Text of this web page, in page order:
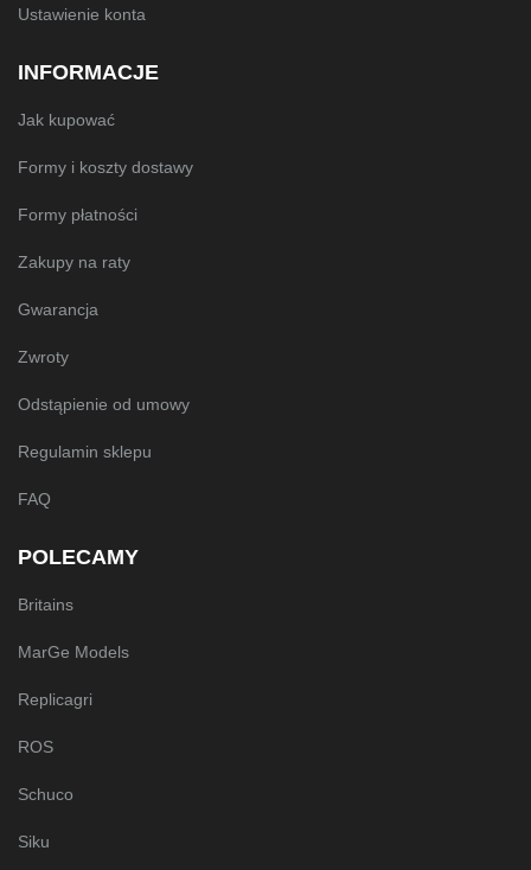
Ustawienie konta
INFORMACJE
Jak kupować
Formy i koszty dostawy
Formy płatności
Zakupy na raty
Gwarancja
Zwroty
Odstąpienie od umowy
Regulamin sklepu
FAQ
POLECAMY
Britains
MarGe Models
Replicagri
ROS
Schuco
Siku